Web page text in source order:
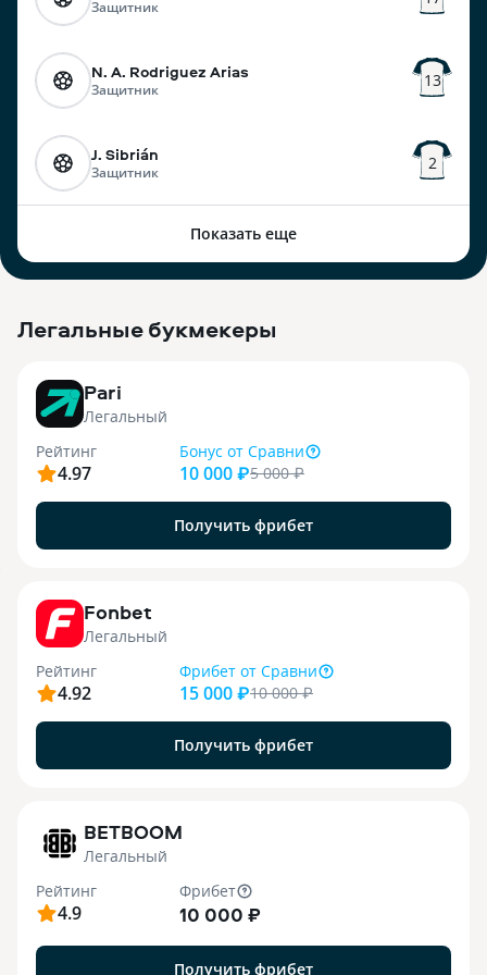
Защитник
N. A. Rodriguez Arias
Защитник 13
J. Sibrián
Защитник 2
Показать еще
Легальные букмекеры
Pari
Легальный
Рейтинг
4.97
Бонус от Сравни
10 000 ₽5 000₽
Получить фрибет
Fonbet
Легальный
Рейтинг
4.92
Фрибет от Сравни
15 000 ₽10 000₽
Получить фрибет
BETBOOM
Легальный
Рейтинг
4.9
Фрибет
10 000 ₽
Получить фрибет